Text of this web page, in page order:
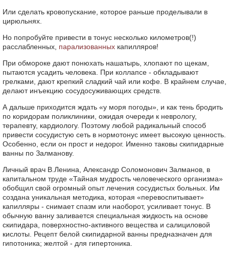
Или сделать кровопускание, которое раньше проделывали в
цирюльнях.
Но попробуйте привести в тонус несколько километров(!)
расслабленных, парализованных капилляров!
При обмороке дают понюхать нашатырь, хлопают по щекам,
пытаются усадить человека. При коллапсе - обкладывают
грелками, дают крепкий сладкий чай или кофе. В крайнем случае,
делают инъекцию сосудосуживающих средств.
А дальше приходится ждать «у моря погоды», и как тень бродить
по коридорам поликлиники, ожидая очереди к неврологу,
терапевту, кардиологу. Поэтому любой радикальный способ
привести сосудистую сеть в нормотонус имеет высокую ценность.
Особенно, если он прост и недорог. Именно таковы скипидарные
ванны по Залманову.
Личный врач В.Ленина, Александр Соломонович Залманов, в
капитальном труде «Тайная мудрость человеческого организма»
обобщил свой огромный опыт лечения сосудистых больных. Им
создана уникальная методика, которая «перевоспитывает»
капилляры - снимает спазм или наоборот, усиливает тонус. В
обычную ванну заливается специальная жидкость на основе
скипидара, поверхностно-активного вещества и салициловой
кислоты. Рецепт белой скипидарной ванны предназначен для
гипотоника; желтой - для гипертоника.